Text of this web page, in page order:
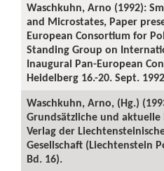
Waschkuhn, Arno (1992):
and Microstates, Paper
European Consortium for
Standing Group on
Inaugural Pan-European
Heidelberg 16.-20. Sept.
Waschkuhn, Arno, (Hg.)
Grundsätzliche und aktuelle
Verlag der
Gesellschaft (Liechtenstein
Bd. 16).